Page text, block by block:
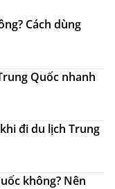
Cách dùng
Quốc nhanh
đi du lịch Trung
không? Nên